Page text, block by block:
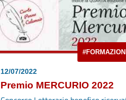
12/07/2022
Premio MERCURIO 2022